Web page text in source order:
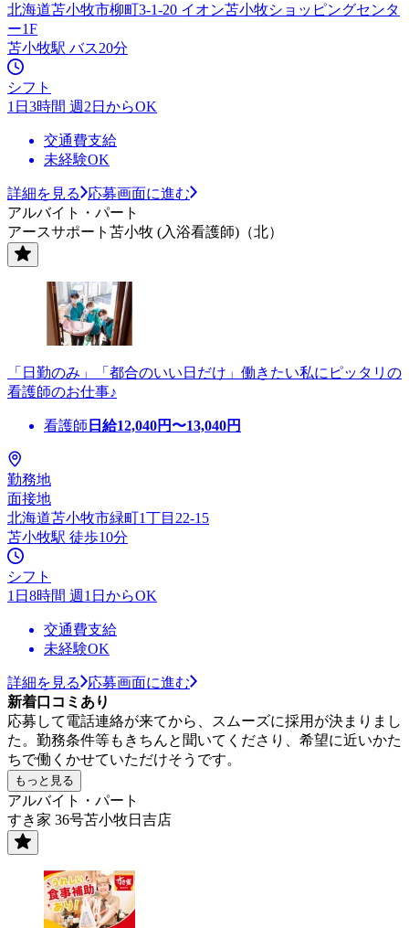
北海道苫小牧市柳町3-1-20 イオン苫小牧ショッピングセンタ
ー1F
苫小牧駅 バス20分
シフト
1日3時間 週2日からOK
交通費支給
未経験OK
詳細を見る
応募画面に進む
アルバイト・パート
アースサポート苫小牧 (入浴看護師)（北）
「日勤のみ」「都合のいい日だけ」働きたい私にピッタリの
看護師のお仕事♪
看護師 日給12,040円〜13,040円
勤務地
面接地
北海道苫小牧市緑町1丁目22-15
苫小牧駅 徒歩10分
シフト
1日8時間 週1日からOK
交通費支給
未経験OK
詳細を見る
応募画面に進む
新着口コミあり
応募して電話連絡が来てから、スムーズに採用が決まりまし
た。勤務条件等もきちんと聞いてくださり、希望に近いかた
ちで働くかせていただけそうです。
もっと見る
アルバイト・パート
すき家 36号苫小牧日吉店